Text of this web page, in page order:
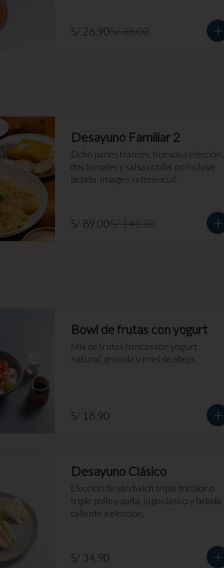
S/ 26.90S/ 38.00
Desayuno Familiar 2
Ocho panes francés, huevos a elección,
dos tamales y salsa criolla. no incluye
bebida. imagen referencial.
S/ 89.00S/ 141.20
Bowl de frutas con yogurt
Mix de frutas frescas con yogurt
natural, granola y miel de abeja.
S/ 18.90
Desayuno Clásico
Elección de sándwich triple tricolor o
triple pollo y palta, jugo clásico y bebida
caliente a elección.
S/ 34.90